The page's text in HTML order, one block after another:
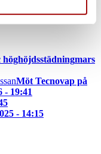
höghöjdsstädningmars
Möt Tecnovap på
- 19:41
- 14:15